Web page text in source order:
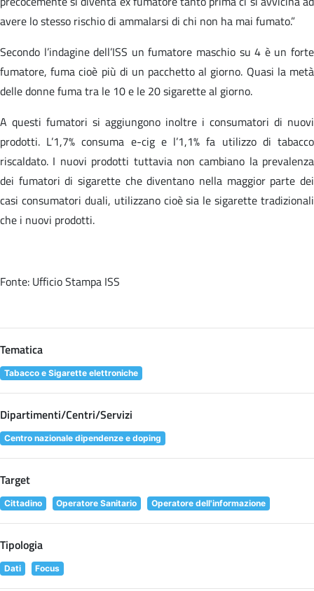
avere lo stesso rischio di ammalarsi di chi non ha mai fumato.”
Secondo l’indagine dell’ISS un fumatore maschio su 4 è un forte
fumatore, fuma cioè più di un pacchetto al giorno. Quasi la metà
delle donne fuma tra le 10 e le 20 sigarette al giorno.
A questi fumatori si aggiungono inoltre i consumatori di nuovi
prodotti. L’1,7% consuma e-cig e l’1,1% fa utilizzo di tabacco
riscaldato. I nuovi prodotti tuttavia non cambiano la prevalenza
dei fumatori di sigarette che diventano nella maggior parte dei
casi consumatori duali, utilizzano cioè sia le sigarette tradizionali
che i nuovi prodotti.
Fonte: Ufficio Stampa ISS
Tematica
Tabacco e Sigarette elettroniche
Dipartimenti/Centri/Servizi
Centro nazionale dipendenze e doping
Target
Cittadino Operatore Sanitario Operatore dell'informazione
Tipologia
Dati Focus